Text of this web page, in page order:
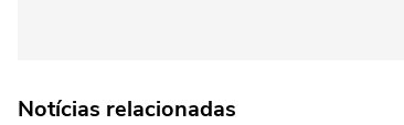
Notícias relacionadas